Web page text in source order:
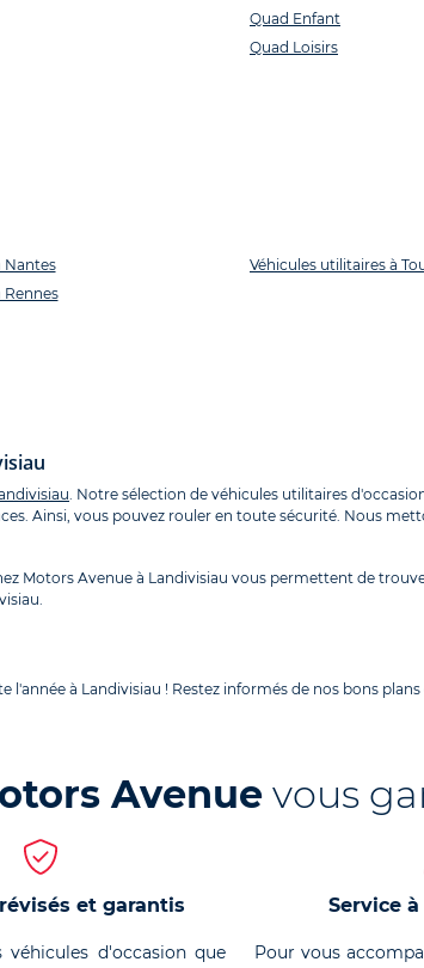
Quad Enfant
Quad Loisirs
Nantes
Rennes
Véhicules utilitaires à
. Notre sélection de véhicules utilitaires
Ainsi, vous pouvez rouler en toute sécurité. Nous
Motors Avenue à Landivisiau vous permettent de
à Landivisiau ! Restez informés de nos bons
Avenuevous
et garantis
véhicules d'occasion que
Service
Pour vous